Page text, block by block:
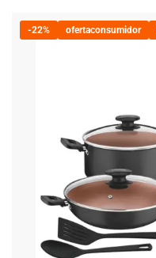
-22% ofertaconsumidor